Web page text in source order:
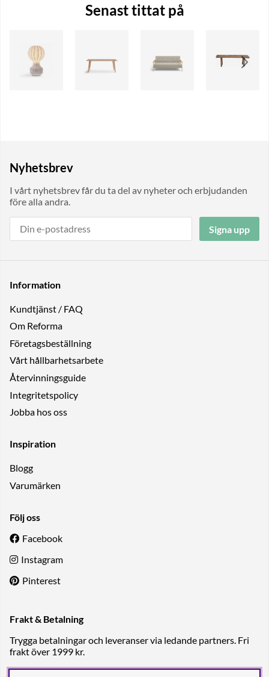
Senast tittat på
Nyhetsbrev
I vårt nyhetsbrev får du ta del av nyheter och erbjudanden
före alla andra.
Signa upp
Information
Kundtjänst / FAQ
Om Reforma
Företagsbeställning
Vårt hållbarhetsarbete
Återvinningsguide
Integritetspolicy
Jobba hos oss
Inspiration
Blogg
Varumärken
Följ oss
Facebook
Instagram
Pinterest
Frakt & Betalning
Trygga betalningar och leveranser via ledande partners. Fri
frakt över 1999 kr.